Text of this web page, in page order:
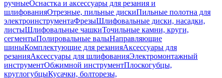
ручныеОснастка и аксессуары для резания и
шлифованияОтрезные, пильные дискиПильные полотна для
электроинструментаФрезыШлифовальные диски, насадки,
листыШлифовальные чашкиТочильные камни, круги,
сегментыПолировальные валыНаправляющие
шиныКомплектующие для резанияАксессуары для
резанияАксессуары для шлифованияЭлектромонтажный
инструментОбжимной инструментПлоскогубцы,
круглогубцыКусачки, болторезы,